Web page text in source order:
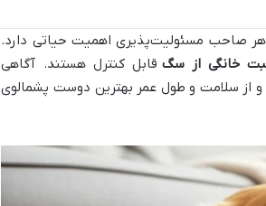
هر صاحب مسئولیت‌پذیری اهمیت حیاتی دارد.
خانگی از سگ قابل کنترل هستند. آگاهی
از سلامت و طول عمر بهترین دوست پشمالوی